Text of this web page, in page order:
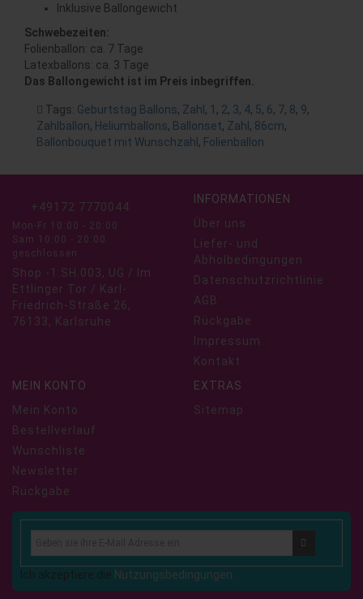
Inklusive Ballongewicht
Schwebezeiten:
Folienballon: ca. 7 Tage
Latexballons: ca. 3 Tage
Das Ballongewicht ist im Preis inbegriffen.
Tags: Geburtstag Ballons, Zahl , 1 , 2, 3, 4, 5, 6, 7, 8, 9,
Zahlballon, Heliumballons, Ballonset, Zahl , 86cm,
Ballonbouquet mit Wunschzahl , Folienballon
+49172 7770044
Mon-Fr 10:00 - 20:00
Sam 10:00 - 20:00
geschlossen
Shop -1.SH.003, UG / Im
Ettlinger Tor / Karl-
Friedrich-Straße 26,
76133, Karlsruhe
INFORMATIONEN
Über uns
Liefer- und
Abholbedingungen
Datenschutzrichtlinie
AGB
Rückgabe
Impressum
Kontakt
MEIN KONTO
Mein Konto
Bestellverlauf
Wunschliste
Newsletter
Rückgabe
EXTRAS
Sitemap
Ich akzeptiere die Nutzungsbedingungen.